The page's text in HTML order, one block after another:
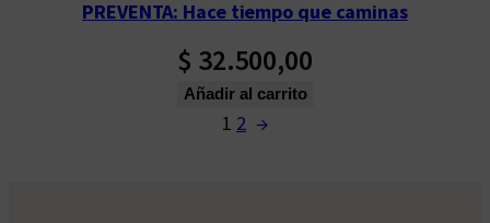
PREVENTA: Hace tiempo que caminas
$ 32.500,00
Añadir al carrito
1 2 →